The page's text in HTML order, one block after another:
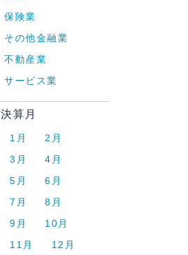
保険業
その他金融業
不動産業
サービス業
決算月
1月
2月
3月
4月
5月
6月
7月
8月
9月
10月
11月
12月